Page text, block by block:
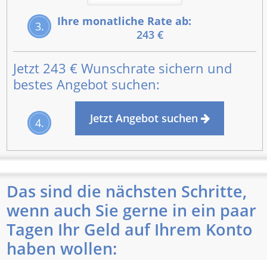
3.
Ihre monatliche Rate ab:
243 €
Jetzt 243 € Wunschrate sichern und
bestes Angebot suchen:
4. Jetzt Angebot suchen
Das sind die nächsten Schritte,
wenn auch Sie gerne in ein paar
Tagen Ihr Geld auf Ihrem Konto
haben wollen: